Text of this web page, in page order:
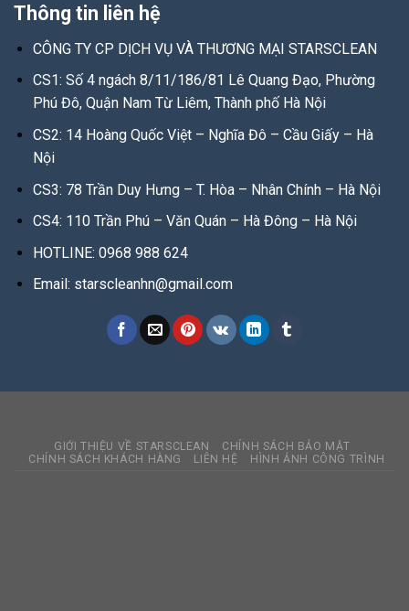
Thông tin liên hệ
CÔNG TY CP DỊCH VỤ VÀ THƯƠNG MẠI STARSCLEAN
CS1: Số 4 ngách 8/11/186/81 Lê Quang Đạo, Phường
Phú Đô, Quận Nam Từ Liêm, Thành phố Hà Nội
CS2: 14 Hoàng Quốc Việt – Nghĩa Đô – Cầu Giấy – Hà
Nội
CS3: 78 Trần Duy Hưng – T. Hòa – Nhân Chính – Hà Nội
CS4: 110 Trần Phú – Văn Quán – Hà Đông – Hà Nội
HOTLINE: 0968 988 624
Email: starscleanhn@gmail.com
GIỚI THIỆU VỀ STARSCLEAN
CHÍNH SÁCH BẢO MẬT
CHÍNH SÁCH KHÁCH HÀNG
LIÊN HỆ HÌNH ẢNH CÔNG TRÌNH